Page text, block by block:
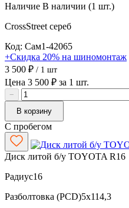
Наличие В наличии (1 шт.)
CrossStreet сереб
Код: Сам1-42065
+Скидка 20% на шиномонтаж
3 500 ₽ / 1 шт
Цена 3 500 ₽ за 1 шт.
−
В корзину
С пробегом
Диск литой б/у TOYOTA R16
Радиус16
Разболтовка (PCD)5x114,3